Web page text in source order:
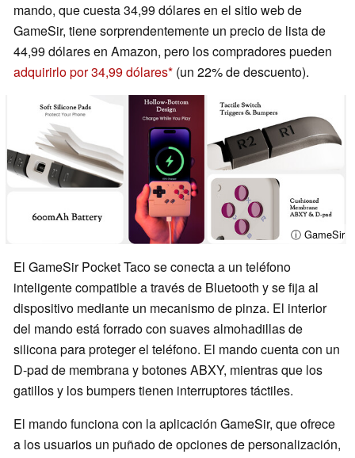
mando, que cuesta 34,99 dólares en el sitio web de
GameSir, tiene sorprendentemente un precio de lista de
44,99 dólares en Amazon, pero los compradores pueden
adquirirlo por 34,99 dólares (un 22% de descuento).
ⓘ GameSir
El GameSir Pocket Taco se conecta a un teléfono
inteligente compatible a través de Bluetooth y se fija al
dispositivo mediante un mecanismo de pinza. El interior
del mando está forrado con suaves almohadillas de
silicona para proteger el teléfono. El mando cuenta con un
D-pad de membrana y botones ABXY, mientras que los
gatillos y los bumpers tienen interruptores táctiles.
El mando funciona con la aplicación GameSir, que ofrece
a los usuarios un puñado de opciones de personalización,